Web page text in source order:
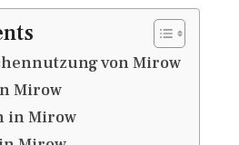
von Mirow
Mirow
in Mirow